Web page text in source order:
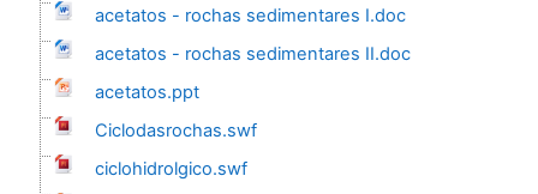
acetatos - rochas sedimentares I.doc
acetatos - rochas sedimentares II.doc
acetatos.ppt
Ciclodasrochas.swf
ciclohidrolgico.swf